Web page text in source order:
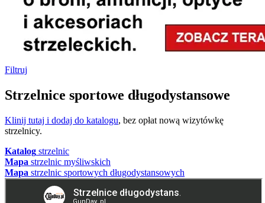
Filtruj
Strzelnice sportowe długodystansowe
Klinij tutaj i dodaj do katalogu, bez opłat nową wizytówkę
strzelnicy.
Katalog strzelnic
Mapa strzelnic myśliwskich
Mapa strzelnic sportowych długodystansowych